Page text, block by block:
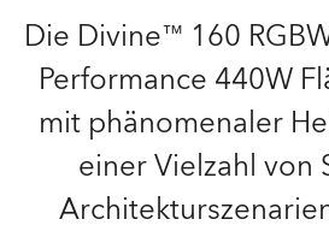
Die Divine™ 160
Performance 440W
mit phänomenaler
einer Vielzahl von